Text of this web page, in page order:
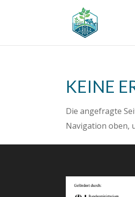
KEINE
Die angefragte
Navigation oben,